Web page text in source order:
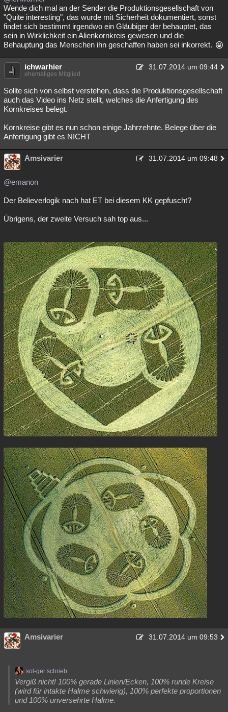
Wende dich mal an der Sender die Produktionsgesellschaft von
"Quite interesting", das wurde mit Sicherheit dokumentiert, sonst
findet sich bestimmt irgendwo ein Gläubiger der behauptet, das
sein in Wirklichkeit ein Alienkornkreis gewesen und die
Behauptung das Menschen ihn geschaffen haben sei inkorrekt.
ichwarhier 31.07.2014 um 09:44
ehemaliges Mitglied
Sollte sich von selbst verstehen, dass die Produktionsgesellschaft
auch das Video ins Netz stellt, welches die Anfertigung des
Kornkreises belegt.
Kornkreise gibt es nun schon einige Jahrzehnte. Belege über die
Anfertigung gibt es NICHT
Amsivarier 31.07.2014 um 09:48
@emanon
Der Believerlogik nach hat ET bei diesem KK gepfuscht?
Übrigens, der zweite Versuch sah top aus...
Amsivarier 31.07.2014 um 09:53
sol-ger schrieb:
Vergiß nicht! 100% gerade Linien/Ecken, 100% runde Kreise
(wird für intakte Halme schwierig), 100% perfekte proportionen
und 100% unversehrte Halme.